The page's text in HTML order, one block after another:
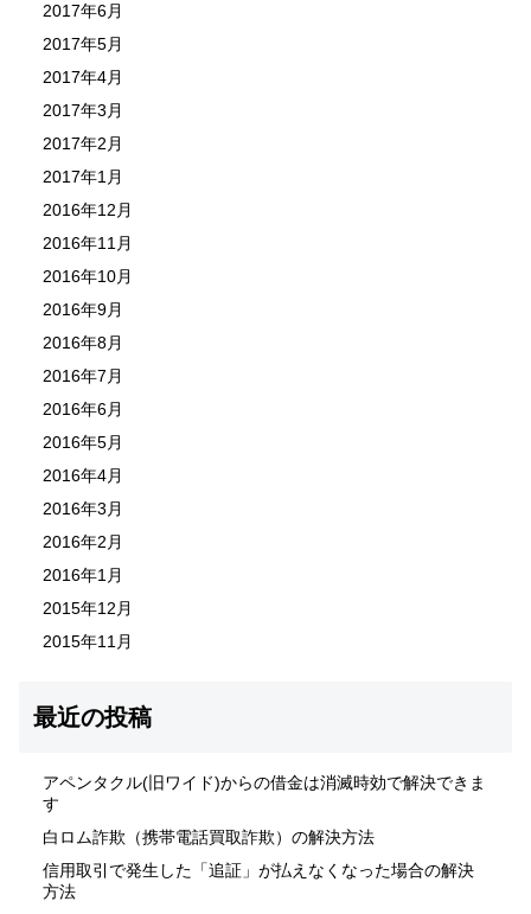
2017年6月
2017年5月
2017年4月
2017年3月
2017年2月
2017年1月
2016年12月
2016年11月
2016年10月
2016年9月
2016年8月
2016年7月
2016年6月
2016年5月
2016年4月
2016年3月
2016年2月
2016年1月
2015年12月
2015年11月
最近の投稿
アペンタクル(旧ワイド)からの借金は消滅時効で解決できま
す
白ロム詐欺（携帯電話買取詐欺）の解決方法
信用取引で発生した「追証」が払えなくなった場合の解決
方法